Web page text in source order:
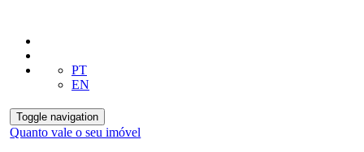
PT
EN
Toggle navigation
Quanto vale o seu imóvel